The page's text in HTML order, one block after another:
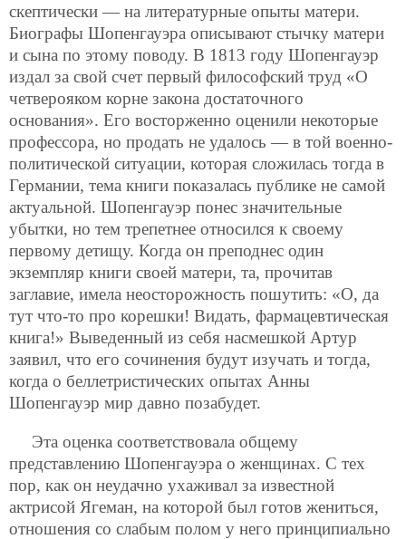
скептически — на литературные опыты матери.
Биографы Шопенгауэра описывают стычку матери
и сына по этому поводу. В 1813 году Шопенгауэр
издал за свой счет первый философский труд «О
четверояком корне закона достаточного
основания». Его восторженно оценили некоторые
профессора, но продать не удалось — в той военно-
политической ситуации, которая сложилась тогда в
Германии, тема книги показалась публике не самой
актуальной. Шопенгауэр понес значительные
убытки, но тем трепетнее относился к своему
первому детищу. Когда он преподнес один
экземпляр книги своей матери, та, прочитав
заглавие, имела неосторожность пошутить: «О, да
тут что-то про корешки! Видать, фармацевтическая
книга!» Выведенный из себя насмешкой Артур
заявил, что его сочинения будут изучать и тогда,
когда о беллетристических опытах Анны
Шопенгауэр мир давно позабудет.
Эта оценка соответствовала общему
представлению Шопенгауэра о женщинах. С тех
пор, как он неудачно ухаживал за известной
актрисой Ягеман, на которой был готов жениться,
отношения со слабым полом у него принципиально